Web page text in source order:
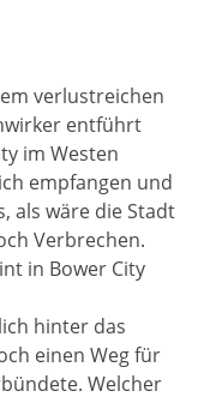
verlustreichen
entführt
im Westen
empfangen und
als wäre die Stadt
Verbrechen.
in Bower City
hinter das
einen Weg für
Welcher